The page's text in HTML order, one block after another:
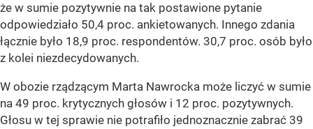
że w sumie pozytywnie na tak postawione pytanie
odpowiedziało 50,4 proc. ankietowanych. Innego zdania
łącznie było 18,9 proc. respondentów. 30,7 proc. osób było
z kolei niezdecydowanych.
W obozie rządzącym Marta Nawrocka może liczyć w sumie
na 49 proc. krytycznych głosów i 12 proc. pozytywnych.
Głosu w tej sprawie nie potrafiło jednoznacznie zabrać 39